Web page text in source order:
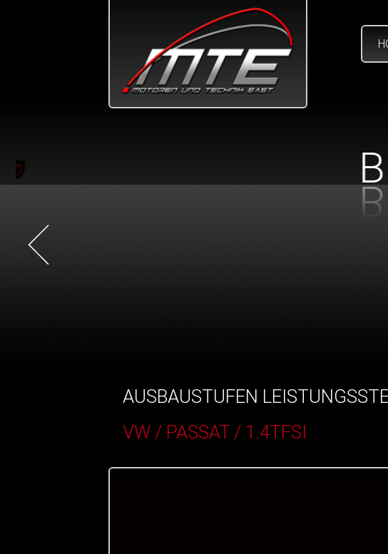
AUSBAUSTUFEN
VW / PASSAT / 1.4TFSI